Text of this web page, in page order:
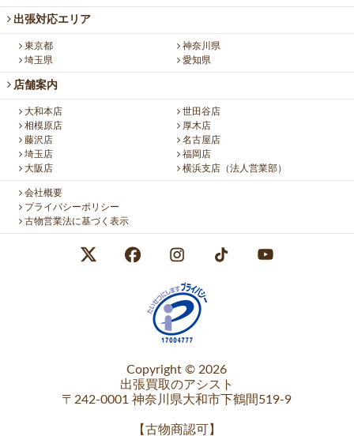
出張対応エリア
東京都
神奈川県
埼玉県
愛知県
店舗案内
大和本店
世田谷店
相模原店
厚木店
藤沢店
名古屋店
埼玉店
福岡店
大阪店
横浜支店（法人営業部）
会社概要
プライバシーポリシー
古物営業法に基づく表示
Copyright © 2026
出張買取のアシスト
〒242-0001 神奈川県大和市下鶴間519-9
【古物商認可 】